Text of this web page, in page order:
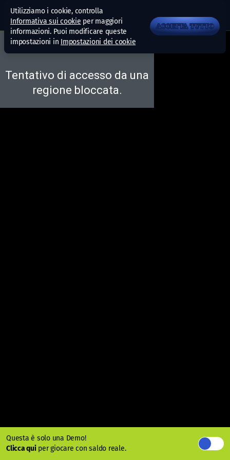
Questa è solo una Demo!
Clicca quiper giocare con saldo reale.
Utilizziamo i cookie, controlla
Informativa sui cookie per maggiori
informazioni. Puoi modificare queste
impostazioni in Impostazioni dei cookie
ACCETTA TUTTO